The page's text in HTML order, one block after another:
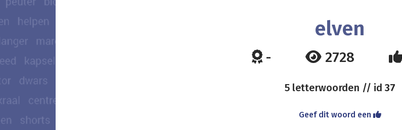
elven
- 2728
5 letterwoorden // id 37
Geef dit woord een